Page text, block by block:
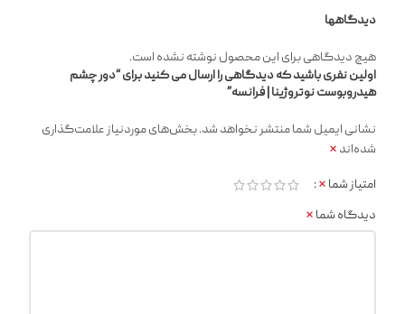
دیدگاهها
هیچ دیدگاهی برای این محصول نوشته نشده است.
اولین نفری باشید که دیدگاهی را ارسال می کنید برای “دور چشم
هیدروبوست نوتروژینا | فرانسه”
نشانی ایمیل شما منتشر نخواهد شد.بخش‌های موردنیاز علامت‌گذاری
شده‌اند *
امتیاز شما *
دیدگاه شما *